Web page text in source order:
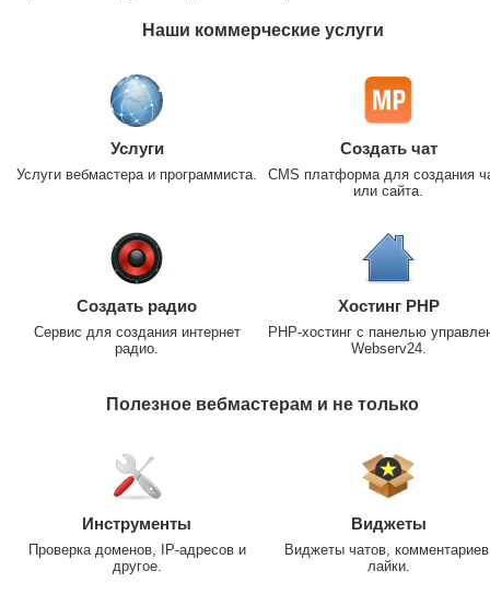
Наши коммерческие услуги
Услуги
Услуги вебмастера и программиста.
Создать чат
CMS платформа для создания
или сайта.
Создать радио
Сервис для создания интернет
радио.
Хостинг PHP
PHP-хостинг с панелью
Webserv24.
Полезное вебмастерам и не только
Инструменты
Проверка доменов, IP-адресов и
другое.
Виджеты
Виджеты чатов,
лайки.